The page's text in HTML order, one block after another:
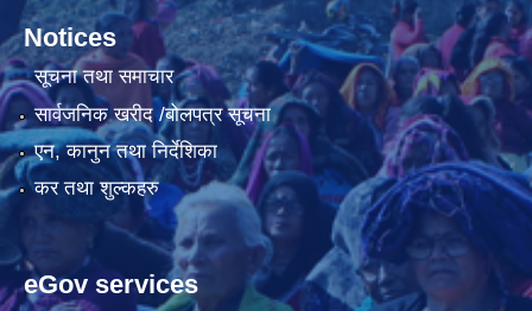
Notices
सूचना तथा समाचार
सार्वजनिक खरीद /बोलपत्र सूचना
एन, कानुन तथा निर्देशिका
कर तथा शुल्कहरु
eGov services